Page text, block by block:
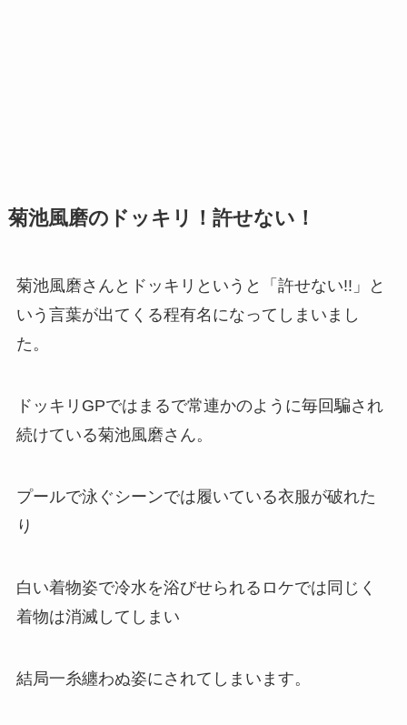
菊池風磨のドッキリ！許せない！
菊池風磨さんとドッキリというと「許せない!!」と
いう言葉が出てくる程有名になってしまいまし
た。
ドッキリGPではまるで常連かのように毎回騙され
続けている菊池風磨さん。
プールで泳ぐシーンでは履いている衣服が破れた
り
白い着物姿で冷水を浴びせられるロケでは同じく
着物は消滅してしまい
結局一糸纏わぬ姿にされてしまいます。